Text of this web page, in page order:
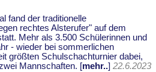
fand der traditionelle
rechtes Alsterufer" auf dem
Mehr als 3.500 Schülerinnen und
- wieder bei sommerlichen
größten Schulschachturnier dabei,
Mannschaften. [mehr..] 22.6.2023